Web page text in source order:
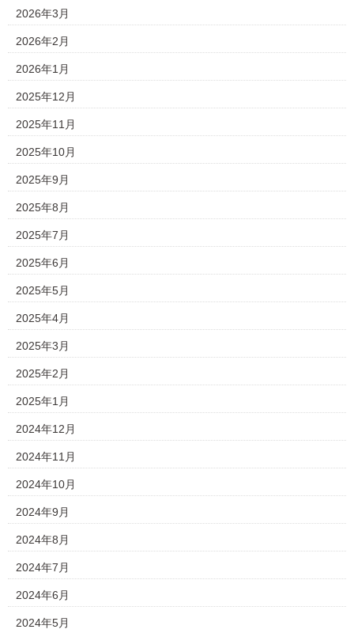
2026年3月
2026年2月
2026年1月
2025年12月
2025年11月
2025年10月
2025年9月
2025年8月
2025年7月
2025年6月
2025年5月
2025年4月
2025年3月
2025年2月
2025年1月
2024年12月
2024年11月
2024年10月
2024年9月
2024年8月
2024年7月
2024年6月
2024年5月